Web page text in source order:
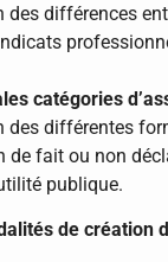
des différences
catégories
des différentes
de fait ou non
publique.
de création